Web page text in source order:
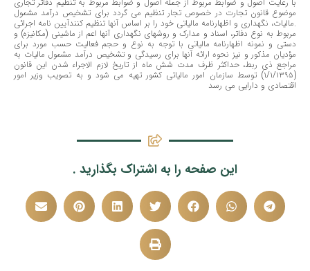
موضوع قانون تجارت در خصوص تجار تنظیم می گردد برای تشخیص درآمد مشمول
مالیات، نگهداری و اظهارنامه مالیاتی خود را بر اساس آنها تنظیم کنند. آیین نامه اجرائی
مربوط به نوع دفاتر، اسناد و مدارک و روشهای نگهداری آنها اعم از ماشینی (مکانیزه) و
دستی و نمونه اظهارنامه مالیاتی با توجه به نوع و حجم فعالیت حسب مورد برای
مؤدیان مذکور و نیز نحوه ارائه آنها برای رسیدگی و تشخیص درآمد مشمول مالیات به
مراجع ذی ربط، حداکثر ظرف مدت شش ماه از تاریخ لازم الاجراء شدن این قانون
(۱/۱/۱۳۹۵) توسط سازمان امور مالیاتی کشور تهیه می شود و به تصویب وزیر امور
اقتصادی و دارایی می رسد
این صفحه را به اشتراک بگذارید .